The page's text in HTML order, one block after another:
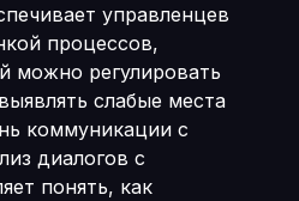
управленцев
процессов,
можно регулировать
слабые места
коммуникации с
диалогов с
понять, как